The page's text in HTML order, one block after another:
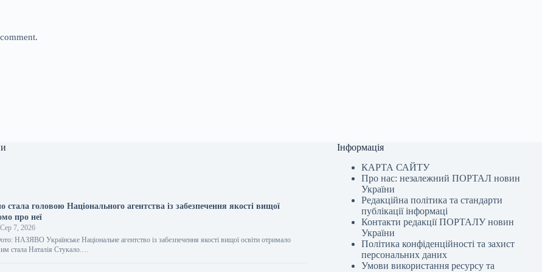
стала головою Національного агентства із забезпечення якості вищої
про неї
Сер 7, 2026
НАЗЯВО Українське Національне агентство із забезпечення якості вищої освіти отримало
стала Наталія Стукало.…
Інформація
КАРТА САЙТУ
Про нас: незалежний ПОРТАЛ новин
України
Редакційна політика та стандарти
публікації інформаці
Контакти редакції ПОРТАЛУ новин
України
Політика конфіденційності та захист
персональних даних
Умови використання ресурсу та